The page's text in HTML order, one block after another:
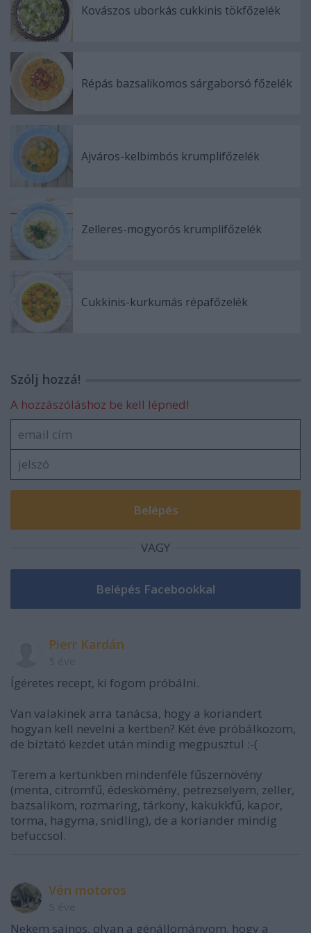
Kovászos uborkás cukkinis tökfőzelék
Répás bazsalikomos sárgaborsó főzelék
Ajváros-kelbimbós krumplifőzelék
Zelleres-mogyorós krumplifőzelék
Cukkinis-kurkumás répafőzelék
Szólj hozzá!
A hozzászóláshoz be kell lépned!
VAGY
Pierr Kardán
Ígéretes recept, ki fogom próbálni.
Van valakinek arra tanácsa, hogy a koriandert
hogyan kell nevelni a kertben? Két éve próbálkozom,
de bíztató kezdet után mindig megpusztul :-(
Terem a kertünkben mindenféle fűszernövény
(menta, citromfű, édeskömény, petrezselyem, zeller,
bazsalikom, rozmaring, tárkony, kakukkfű, kapor,
torma, hagyma, snidling), de a koriander mindig
befuccsol.
Vén motoros
Nekem sajnos, olyan a génállományom, hogy a